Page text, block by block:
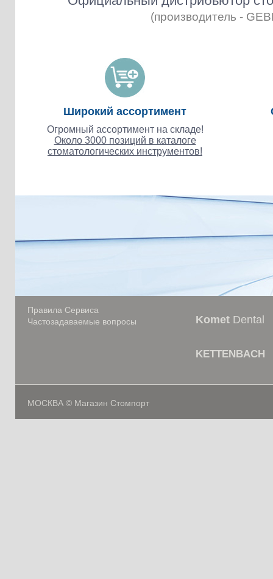
(производитель -
Широкий ассортимент
Огромный ассортимент на складе!
Около 3000 позиций в каталоге
стоматологических инструментов!
Правила Сервиса
Частозадаваемые вопросы
Komet Dental
KETTENBACH
МОСКВА © Магазин Стомпорт